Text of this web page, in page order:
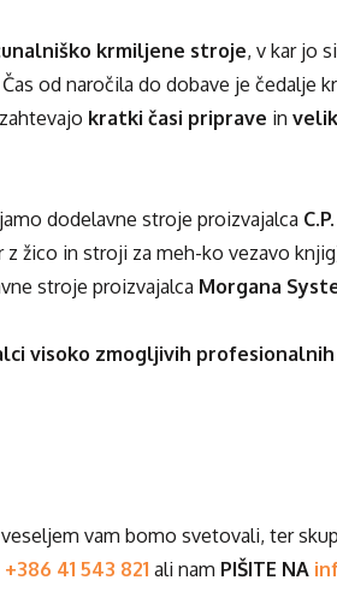
krmiljene stroje, v kar jo
od naročila do dobave je čedalje
kratki časi priprave in
dodelavne stroje proizvajalca
žico in stroji za meh-ko vezavo
stroje proizvajalca Morgana
visoko zmogljivih
vam bomo svetovali, ter
+386 41 543 821 ali nam PIŠITE NA